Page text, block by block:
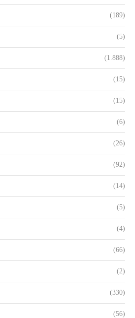
(189)
(5)
(1.888)
(15)
(15)
(6)
(26)
(92)
(14)
(5)
(4)
(66)
(2)
(330)
(56)